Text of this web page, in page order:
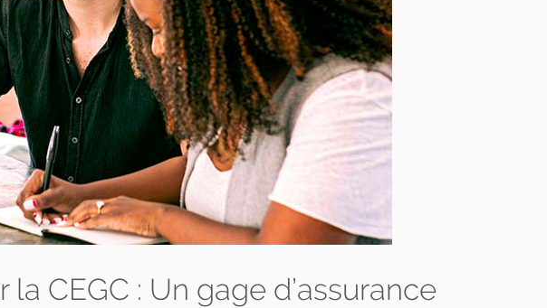
CEGC : Un gage d’assurance